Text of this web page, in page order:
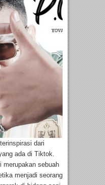
dari
ada di Tiktok.
merupakan sebuah
menjadi seorang